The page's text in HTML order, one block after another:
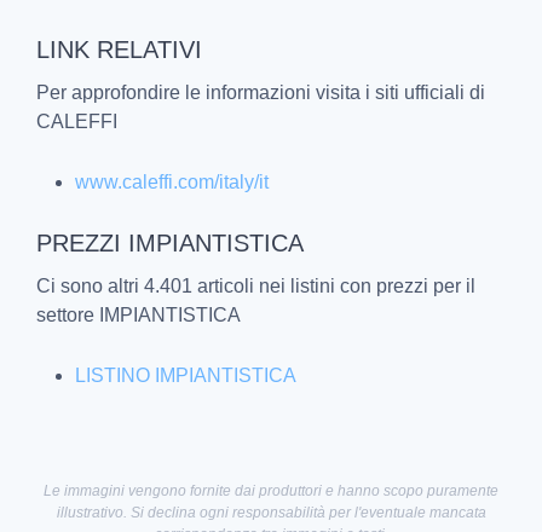
LINK RELATIVI
Per approfondire le informazioni visita i siti ufficiali di
CALEFFI
www.caleffi.com/italy/it
PREZZI IMPIANTISTICA
Ci sono altri 4.401 articoli nei listini con prezzi per il
settore IMPIANTISTICA
LISTINO IMPIANTISTICA
Le immagini vengono fornite dai produttori e hanno scopo puramente
illustrativo. Si declina ogni responsabilità per l'eventuale mancata